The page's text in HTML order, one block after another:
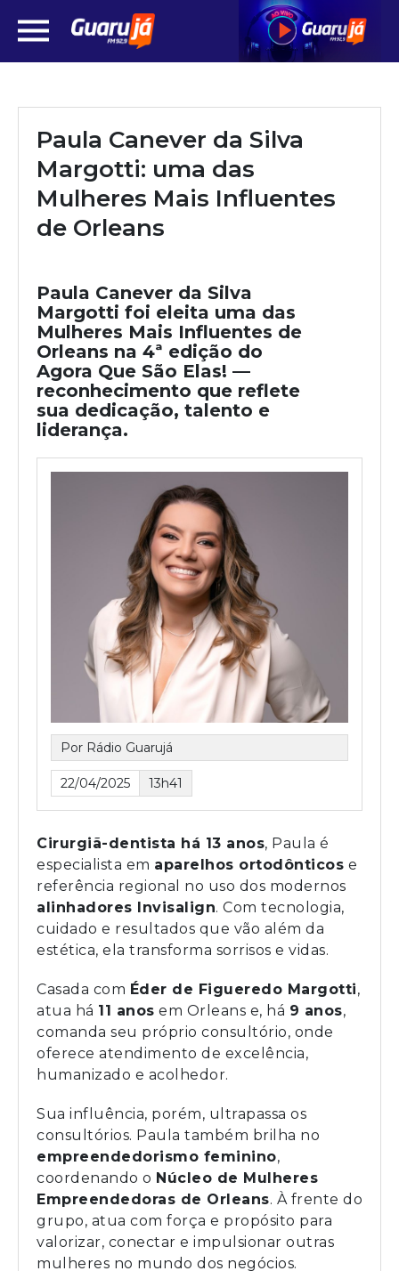
Paula Canever da Silva
Margotti: uma das
Mulheres Mais Influentes
de Orleans
Paula Canever da Silva
Margotti foi eleita uma das
Mulheres Mais Influentes de
Orleans na 4ª edição do
Agora Que São Elas! —
reconhecimento que reflete
sua dedicação, talento e
liderança.
Por Rádio Guarujá
22/04/2025 13h41
Cirurgiã-dentista há 13 anos, Paula é
especialista em aparelhos ortodônticos e
referência regional no uso dos modernos
alinhadores Invisalign. Com tecnologia,
cuidado e resultados que vão além da
estética, ela transforma sorrisos e vidas.
Casada com Éder de Figueredo Margotti,
atua há 11 anos em Orleans e, há 9 anos,
comanda seu próprio consultório, onde
oferece atendimento de excelência,
humanizado e acolhedor.
Sua influência, porém, ultrapassa os
consultórios. Paula também brilha no
empreendedorismo feminino,
coordenando o Núcleo de Mulheres
Empreendedoras de Orleans. À frente do
grupo, atua com força e propósito para
valorizar, conectar e impulsionar outras
mulheres no mundo dos negócios.